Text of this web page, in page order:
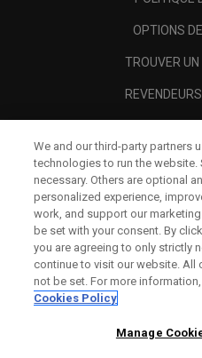
OPTIONS
TROUVER
A
MENTIONS
We and our third-party partners
technologies to run the
necessary. Others are optional
personalized experience,
work, and support our
be set with your consent. By
you are agreeing to only strictly
continue to visit our website. All
not be set. For more
Cookies Policy
Manage